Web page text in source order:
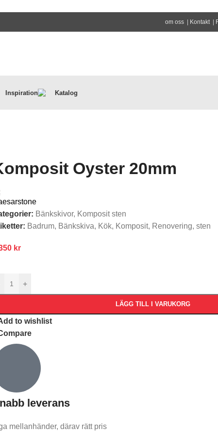
om oss Kontakt|
Inspiration Katalog
Oyster 20mm
Bänkskivor, Komposit sten
Badrum, Bänkskiva, Kök, Komposit, Renovering, sten
kr
+
LÄGG TILL I VARUKORG
to wishlist
leverans​
mellanhänder, därav rätt pris